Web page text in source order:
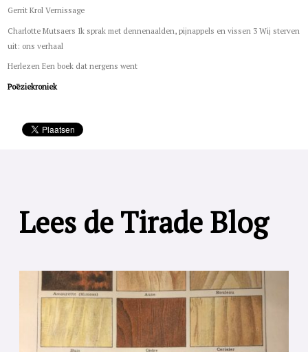
Gerrit Krol Vernissage
Charlotte Mutsaers Ik sprak met dennenaalden, pijnappels en vissen 3 Wij sterven
uit: ons verhaal
Herlezen Een boek dat nergens went
Poëziekroniek
Lees de Tirade Blog